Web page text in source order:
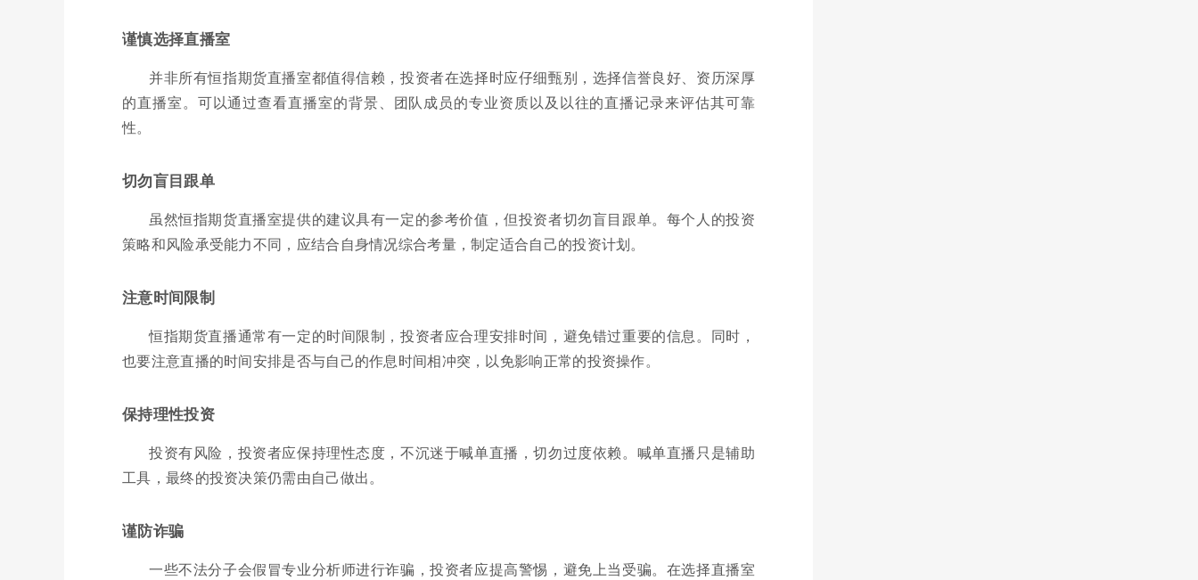
谨慎选择直播室
并非所有恒指期货直播室都值得信赖，投资者在选择时应仔细甄别，选择信誉良好、资历深厚
的直播室。可以通过查看直播室的背景、团队成员的专业资质以及以往的直播记录来评估其可靠
性。
切勿盲目跟单
虽然恒指期货直播室提供的建议具有一定的参考价值，但投资者切勿盲目跟单。每个人的投资
策略和风险承受能力不同，应结合自身情况综合考量，制定适合自己的投资计划。
注意时间限制
恒指期货直播通常有一定的时间限制，投资者应合理安排时间，避免错过重要的信息。同时，
也要注意直播的时间安排是否与自己的作息时间相冲突，以免影响正常的投资操作。
保持理性投资
投资有风险，投资者应保持理性态度，不沉迷于喊单直播，切勿过度依赖。喊单直播只是辅助
工具，最终的投资决策仍需由自己做出。
谨防诈骗
一些不法分子会假冒专业分析师进行诈骗，投资者应提高警惕，避免上当受骗。在选择直播室